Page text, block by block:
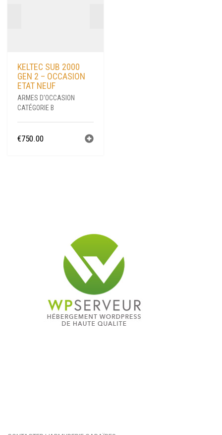
KELTEC SUB 2000
GEN 2 – OCCASION
ETAT NEUF
ARMES D'OCCASION
CATÉGORIE B
€750.00